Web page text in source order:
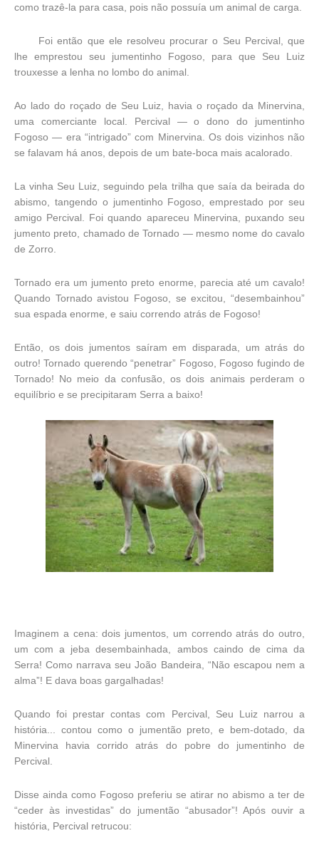
como trazê-la para casa, pois não possuía um animal de carga.
Foi então que ele resolveu procurar o Seu Percival, que
lhe emprestou seu jumentinho Fogoso, para que Seu Luiz
trouxesse a lenha no lombo do animal.
Ao lado do roçado de Seu Luiz, havia o roçado da Minervina,
uma comerciante local. Percival — o dono do jumentinho
Fogoso — era “intrigado” com Minervina. Os dois vizinhos não
se falavam há anos, depois de um bate-boca mais acalorado.
La vinha Seu Luiz, seguindo pela trilha que saía da beirada do
abismo, tangendo o jumentinho Fogoso, emprestado por seu
amigo Percival. Foi quando apareceu Minervina, puxando seu
jumento preto, chamado de Tornado — mesmo nome do cavalo
de Zorro.
Tornado era um jumento preto enorme, parecia até um cavalo!
Quando Tornado avistou Fogoso, se excitou, “desembainhou”
sua espada enorme, e saiu correndo atrás de Fogoso!
Então, os dois jumentos saíram em disparada, um atrás do
outro! Tornado querendo “penetrar” Fogoso, Fogoso fugindo de
Tornado! No meio da confusão, os dois animais perderam o
equilíbrio e se precipitaram Serra a baixo!
Imaginem a cena: dois jumentos, um correndo atrás do outro,
um com a jeba desembainhada, ambos caindo de cima da
Serra! Como narrava seu João Bandeira, “Não escapou nem a
alma”! E dava boas gargalhadas!
Quando foi prestar contas com Percival, Seu Luiz narrou a
história... contou como o jumentão preto, e bem-dotado, da
Minervina havia corrido atrás do pobre do jumentinho de
Percival.
Disse ainda como Fogoso preferiu se atirar no abismo a ter de
“ceder às investidas” do jumentão “abusador”! Após ouvir a
história, Percival retrucou: